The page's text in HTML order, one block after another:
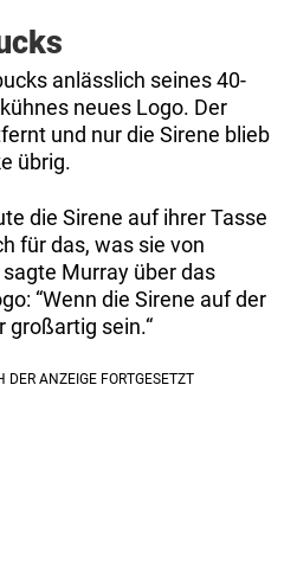
anlässlich seines 40-
neues Logo. Der
und nur die Sirene blieb
übrig.
die Sirene auf ihrer Tasse
für das, was sie von
Murray über das
“Wenn die Sirene auf der
großartig sein.“